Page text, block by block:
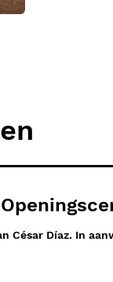
César Díaz. In